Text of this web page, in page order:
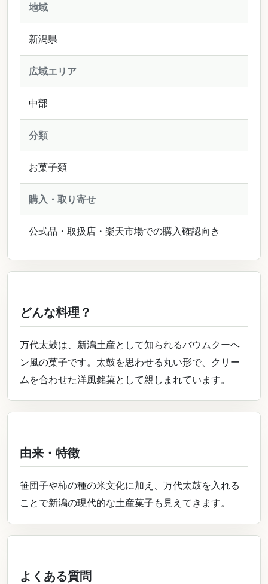
地域
新潟県
広域エリア
中部
分類
お菓子類
購入・取り寄せ
公式品・取扱店・楽天市場での購入確認向き
どんな料理？
万代太鼓は、新潟土産として知られるバウムクーヘ
ン風の菓子です。太鼓を思わせる丸い形で、クリー
ムを合わせた洋風銘菓として親しまれています。
由来・特徴
笹団子や柿の種の米文化に加え、万代太鼓を入れる
ことで新潟の現代的な土産菓子も見えてきます。
よくある質問